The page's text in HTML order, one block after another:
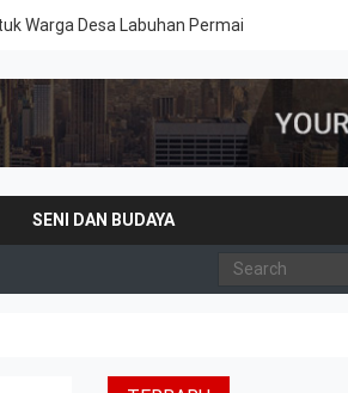
Warga Desa Labuhan Permai
SENI DAN BUDAYA